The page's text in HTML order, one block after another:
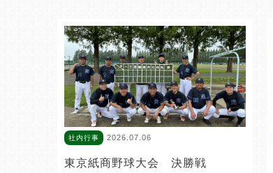
社内行事 2026.07.06
東京紙商野球大会 決勝戦